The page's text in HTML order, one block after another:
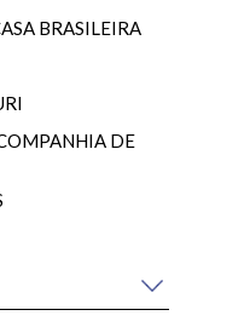
BRASILEIRA
DE